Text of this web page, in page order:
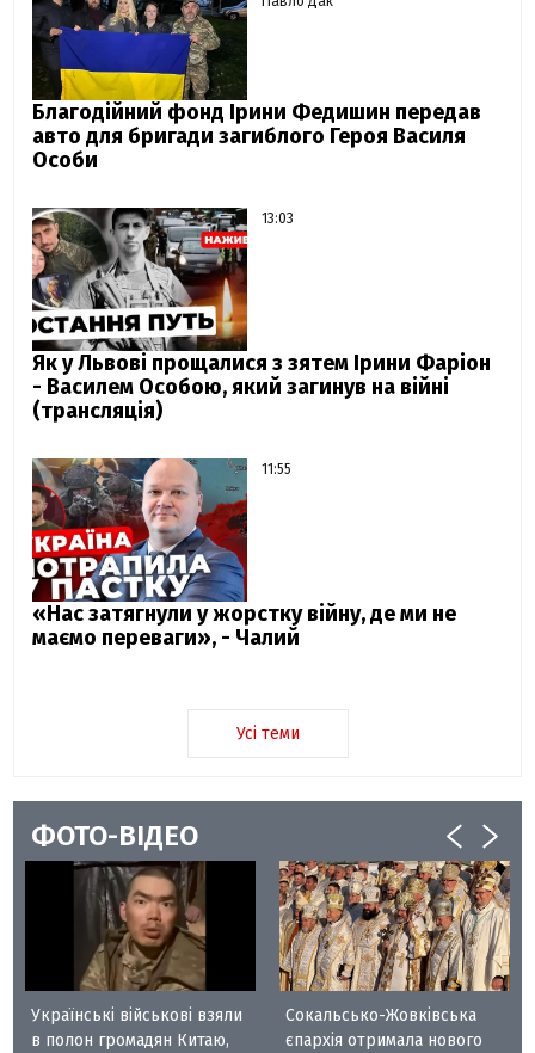
Благодійний фонд Ірини Федишин передав
авто для бригади загиблого Героя Василя
Особи
13:03
Як у Львові прощалися з зятем Ірини Фаріон
- Василем Особою, який загинув на війні
(трансляція)
11:55
«Нас затягнули у жорстку війну, де ми не
маємо переваги», - Чалий
Усі теми
ФОТО-ВІДЕО
Українські військові взяли
в полон громадян Китаю,
Сокальсько-Жовківська
єпархія отримала нового